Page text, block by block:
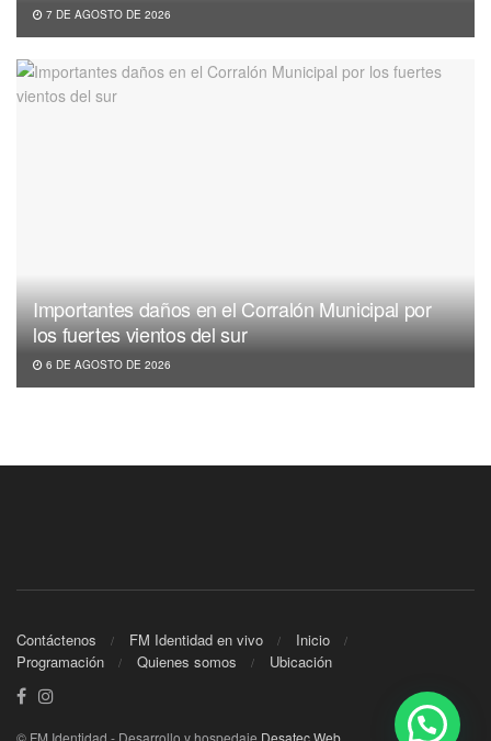
7 DE AGOSTO DE 2026
Importantes daños en el Corralón Municipal por
los fuertes vientos del sur
6 DE AGOSTO DE 2026
Contáctenos FM Identidad en vivo
Inicio
Programación
Quienes somos Ubicación